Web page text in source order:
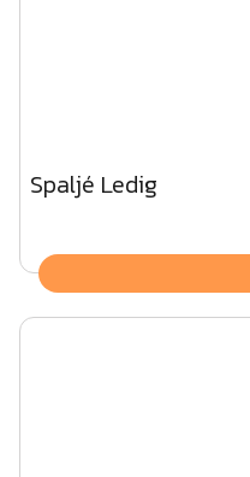
Spaljé Ledig